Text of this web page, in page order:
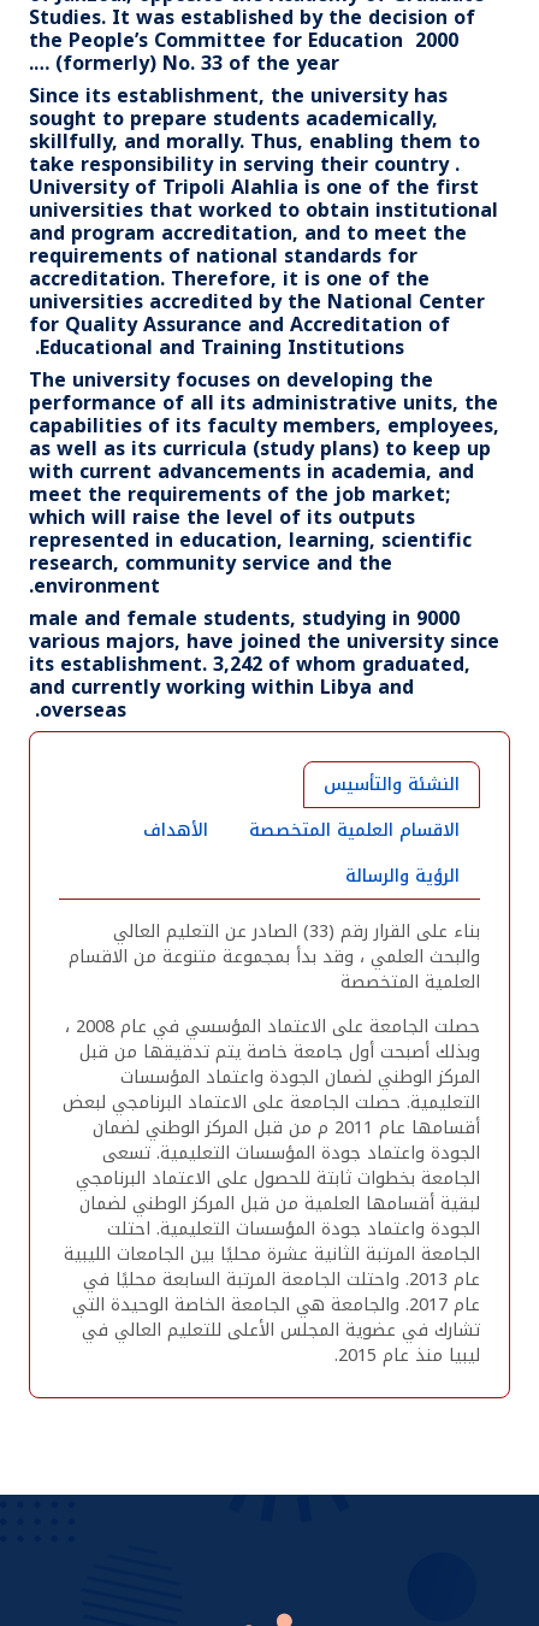
Studies. It was established by the decision of
the People’s Committee for Education 2000
(formerly) No. 33 of the year ….
Since its establishment, the university has
sought to prepare students academically,
skillfully, and morally. Thus, enabling them to
take responsibility in serving their country .
University of Tripoli Alahlia is one of the first
universities that worked to obtain institutional
and program accreditation, and to meet the
requirements of national standards for
accreditation. Therefore, it is one of the
universities accredited by the National Center
for Quality Assurance and Accreditation of
Educational and Training Institutions.
The university focuses on developing the
performance of all its administrative units, the
capabilities of its faculty members, employees,
as well as its curricula (study plans) to keep up
with current advancements in academia, and
meet the requirements of the job market;
which will raise the level of its outputs
represented in education, learning, scientific
research, community service and the
environment.
9000 male and female students, studying in
various majors, have joined the university since
its establishment. 3,242 of whom graduated,
and currently working within Libya and
overseas.
النشئة والتأسيس
الاقسام العلمية المتخصصة
الأهداف
الرؤية والرسالة
بناء على القرار رقم (33) الصادر عن التعليم العالي
والبحث العلمي ، وقد بدأ بمجموعة متنوعة من الاقسام
العلمية المتخصصة
حصلت الجامعة على الاعتماد المؤسسي في عام 2008 ،
وبذلك أصبحت أول جامعة خاصة يتم تدقيقها من قبل
المركز الوطني لضمان الجودة واعتماد المؤسسات
التعليمية. حصلت الجامعة على الاعتماد البرنامجي لبعض
أقسامها عام 2011 م من قبل المركز الوطني لضمان
الجودة واعتماد جودة المؤسسات التعليمية. تسعى
الجامعة بخطوات ثابتة للحصول على الاعتماد البرنامجي
لبقية أقسامها العلمية من قبل المركز الوطني لضمان
الجودة واعتماد جودة المؤسسات التعليمية. احتلت
الجامعة المرتبة الثانية عشرة محليًا بين الجامعات الليبية
عام 2013. واحتلت الجامعة المرتبة السابعة محليًا في
عام 2017. والجامعة هي الجامعة الخاصة الوحيدة التي
تشارك في عضوية المجلس الأعلى للتعليم العالي في
ليبيا منذ عام 2015.